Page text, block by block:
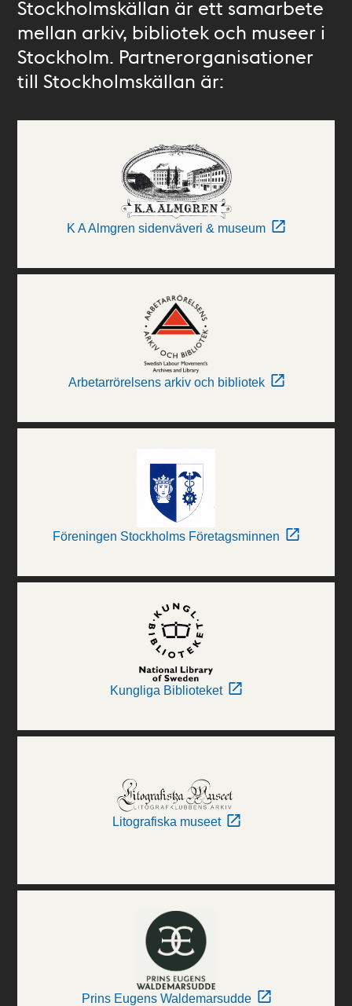
Stockholmskällan är ett samarbete
mellan arkiv, bibliotek och museer i
Stockholm. Partnerorganisationer
till Stockholmskällan är:
K A Almgren sidenväveri & museum
Arbetarrörelsens arkiv och bibliotek
Föreningen Stockholms Företagsminnen
Kungliga Biblioteket
Litografiska museet
Prins Eugens Waldemarsudde